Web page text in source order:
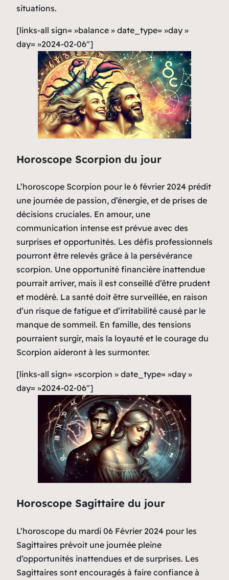
situations.
[links-all sign= »balance » date_type= »day »
day= »2024-02-06″]
Horoscope Scorpion du jour
L’horoscope Scorpion pour le 6 février 2024 prédit
une journée de passion, d’énergie, et de prises de
décisions cruciales. En amour, une
communication intense est prévue avec des
surprises et opportunités. Les défis professionnels
pourront être relevés grâce à la persévérance
scorpion. Une opportunité financière inattendue
pourrait arriver, mais il est conseillé d’être prudent
et modéré. La santé doit être surveillée, en raison
d’un risque de fatigue et d’irritabilité causé par le
manque de sommeil. En famille, des tensions
pourraient surgir, mais la loyauté et le courage du
Scorpion aideront à les surmonter.
[links-all sign= »scorpion » date_type= »day »
day= »2024-02-06″]
Horoscope Sagittaire du jour
L’horoscope du mardi 06 Février 2024 pour les
Sagittaires prévoit une journée pleine
d’opportunités inattendues et de surprises. Les
Sagittaires sont encouragés à faire confiance à